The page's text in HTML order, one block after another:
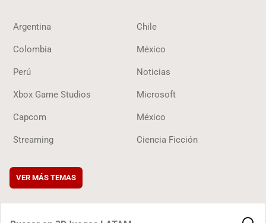
Argentina Chile
Colombia México
Perú Noticias
Xbox Game Studios Microsoft
Capcom México
Streaming Ciencia Ficción
VER MÁS TEMAS